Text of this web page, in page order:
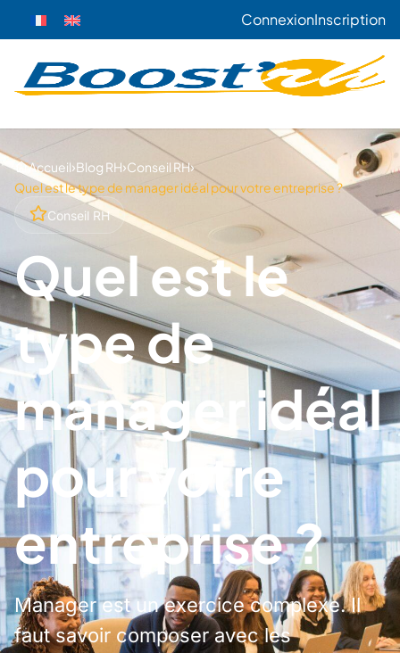
ConnexionInscription
Accueil›Blog RH›Conseil RH›
Quel est le type de manager idéal pour votre entreprise ?
Conseil RH
Quel est le
type de
manager idéal
pour votre
entreprise ?
Manager est un exercice complexe. Il
faut savoir composer avec les